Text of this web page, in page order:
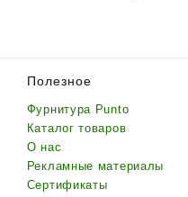
Полезное
Фурнитура Punto
Каталог товаров
О нас
Рекламные материалы
Сертификаты